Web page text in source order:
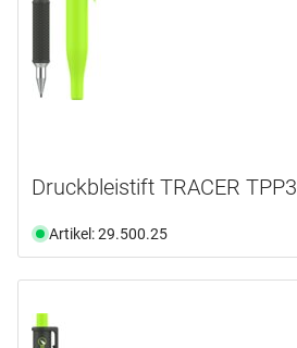
Druckbleistift TRACER TPP3
Artikel: 29.500.25